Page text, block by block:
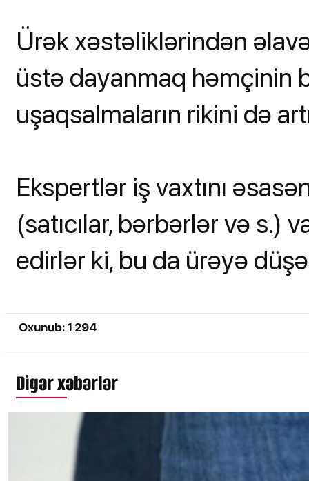
Ürək xəstəliklərindən
üstə dayanmaq həmçinin
uşaqsalmaların rikini də
Ekspertlər iş vaxtını
(satıcılar, bərbərlər və s.)
edirlər ki, bu da ürəyə
Oxunub: 1 294
Digər xəbərlər